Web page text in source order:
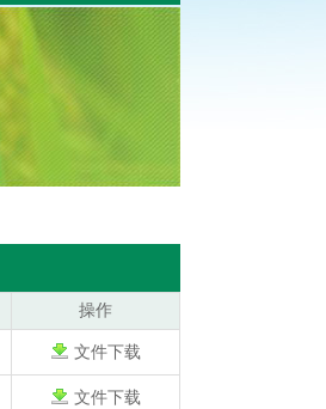
操作
文件下载
文件下载